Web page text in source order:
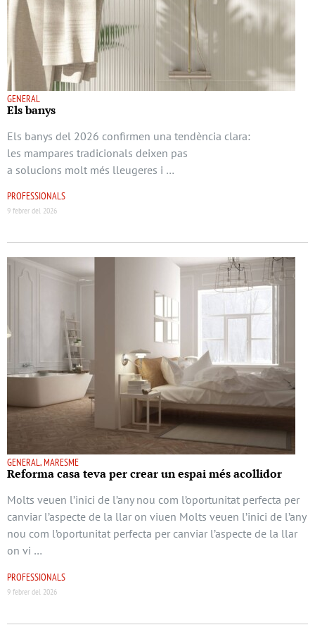
GENERAL
Els banys
Els banys del 2026 confirmen una tendència clara:
les mampares tradicionals deixen pas
a solucions molt més lleugeres i …
PROFESSIONALS
9 febrer del 2026
GENERAL, MARESME
Reforma casa teva per crear un espai més acollidor
Molts veuen l’inici de l’any nou com l’oportunitat perfecta per
canviar l’aspecte de la llar on viuen Molts veuen l’inici de l’any
nou com l’oportunitat perfecta per canviar l’aspecte de la llar
on vi …
PROFESSIONALS
9 febrer del 2026